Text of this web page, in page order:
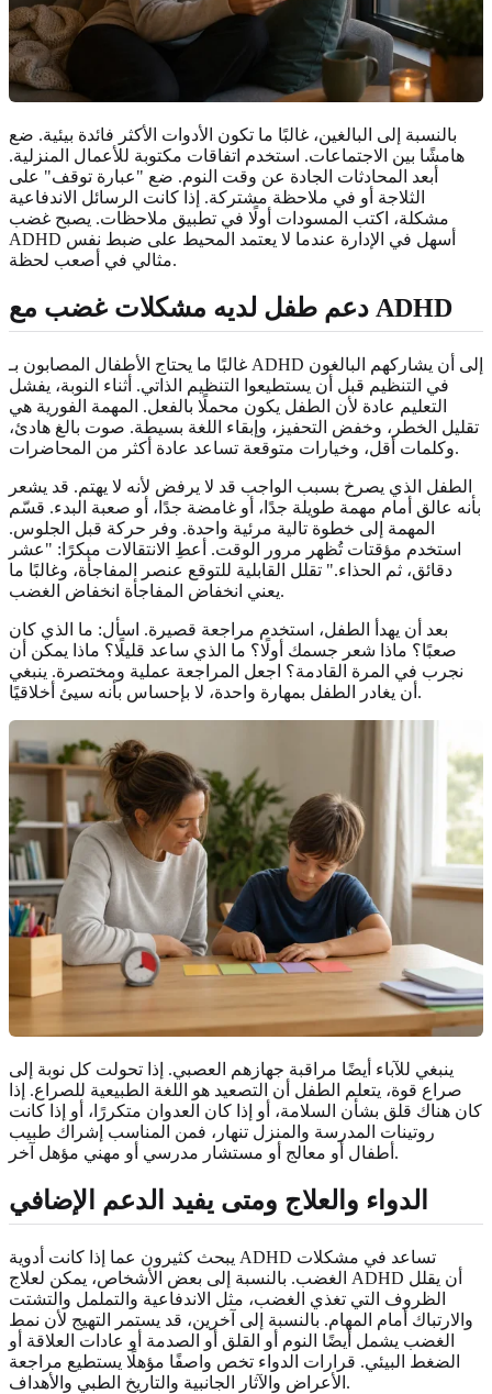
بالنسبة إلى البالغين، غالبًا ما تكون الأدوات الأكثر فائدة بيئية. ضع
هامشًا بين الاجتماعات. استخدم اتفاقات مكتوبة للأعمال المنزلية.
أبعد المحادثات الجادة عن وقت النوم. ضع "عبارة توقف" على
الثلاجة أو في ملاحظة مشتركة. إذا كانت الرسائل الاندفاعية
مشكلة، اكتب المسودات أولًا في تطبيق ملاحظات. يصبح غضب
ADHD أسهل في الإدارة عندما لا يعتمد المحيط على ضبط نفس
مثالي في أصعب لحظة.
دعم طفل لديه مشكلات غضب مع ADHD
غالبًا ما يحتاج الأطفال المصابون بـ ADHD إلى أن يشاركهم البالغون
في التنظيم قبل أن يستطيعوا التنظيم الذاتي. أثناء النوبة، يفشل
التعليم عادة لأن الطفل يكون محملًا بالفعل. المهمة الفورية هي
تقليل الخطر، وخفض التحفيز، وإبقاء اللغة بسيطة. صوت بالغ هادئ،
وكلمات أقل، وخيارات متوقعة تساعد عادة أكثر من المحاضرات.
الطفل الذي يصرخ بسبب الواجب قد لا يرفض لأنه لا يهتم. قد يشعر
بأنه عالق أمام مهمة طويلة جدًا، أو غامضة جدًا، أو صعبة البدء. قسّم
المهمة إلى خطوة تالية مرئية واحدة. وفر حركة قبل الجلوس.
استخدم مؤقتات تُظهر مرور الوقت. أعطِ الانتقالات مبكرًا: "عشر
دقائق، ثم الحذاء." تقلل القابلية للتوقع عنصر المفاجأة، وغالبًا ما
يعني انخفاض المفاجأة انخفاض الغضب.
بعد أن يهدأ الطفل، استخدم مراجعة قصيرة. اسأل: ما الذي كان
صعبًا؟ ماذا شعر جسمك أولًا؟ ما الذي ساعد قليلًا؟ ماذا يمكن أن
نجرب في المرة القادمة؟ اجعل المراجعة عملية ومختصرة. ينبغي
أن يغادر الطفل بمهارة واحدة، لا بإحساس بأنه سيئ أخلاقيًا.
ينبغي للآباء أيضًا مراقبة جهازهم العصبي. إذا تحولت كل نوبة إلى
صراع قوة، يتعلم الطفل أن التصعيد هو اللغة الطبيعية للصراع. إذا
كان هناك قلق بشأن السلامة، أو إذا كان العدوان متكررًا، أو إذا كانت
روتينات المدرسة والمنزل تنهار، فمن المناسب إشراك طبيب
أطفال أو معالج أو مستشار مدرسي أو مهني مؤهل آخر.
الدواء والعلاج ومتى يفيد الدعم الإضافي
يبحث كثيرون عما إذا كانت أدوية ADHD تساعد في مشكلات
الغضب. بالنسبة إلى بعض الأشخاص، يمكن لعلاج ADHD أن يقلل
الظروف التي تغذي الغضب، مثل الاندفاعية والتململ والتشتت
والارتباك أمام المهام. بالنسبة إلى آخرين، قد يستمر التهيج لأن نمط
الغضب يشمل أيضًا النوم أو القلق أو الصدمة أو عادات العلاقة أو
الضغط البيئي. قرارات الدواء تخص واصفًا مؤهلًا يستطيع مراجعة
الأعراض والآثار الجانبية والتاريخ الطبي والأهداف.